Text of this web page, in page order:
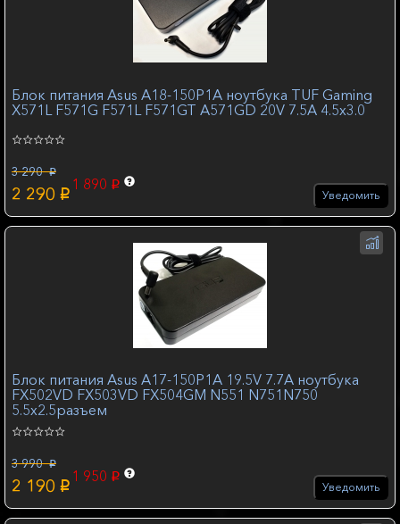
Блок питания Asus A18-150P1A ноутбука TUF Gaming
X571L F571G F571L F571GT A571GD 20V 7.5A 4.5x3.0
3 290 p
2 290 p
1 890 p
Уведомить
Блок питания Asus A17-150P1A 19.5V 7.7A ноутбука
FX502VD FX503VD FX504GM N551 N751N750
5.5x2.5разъем
3 990 p
2 190 p
1 950 p
Уведомить